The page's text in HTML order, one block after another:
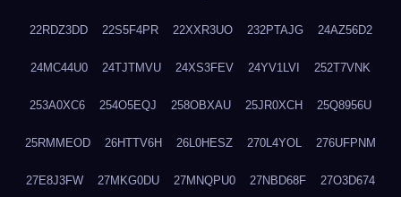
22RDZ3DD 22S5F4PR 22XXR3UO 232PTAJG 24AZ56D2
24MC44U0 24TJTMVU 24XS3FEV 24YV1LVI 252T7VNK
253A0XC6 254O5EQJ 258OBXAU 25JR0XCH 25Q8956U
25RMMEOD 26HTTV6H 26L0HESZ 270L4YOL 276UFPNM
27E8J3FW 27MKG0DU 27MNQPU0 27NBD68F 27O3D674